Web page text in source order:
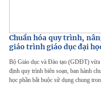
Chuẩn hóa quy trình,
giáo trình giáo dục đại
Bộ Giáo dục và Đào tạo (GDĐT)
định quy trình biên soạn, ban hành
học phần bắt buộc sử dụng chung